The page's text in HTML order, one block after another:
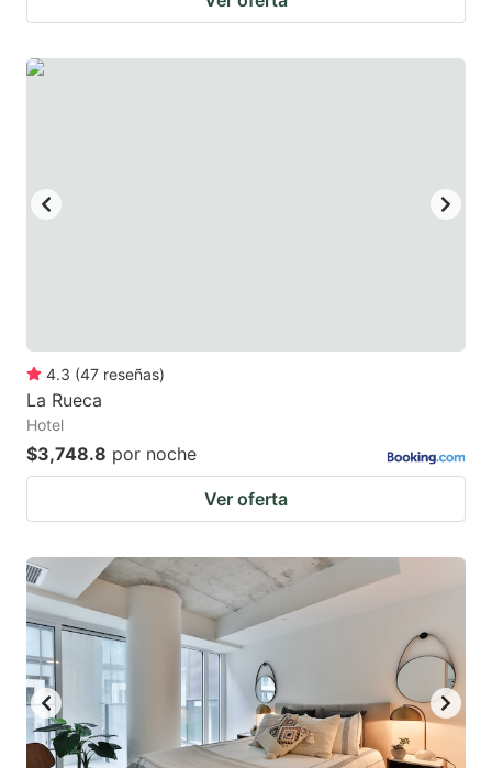
4.3 (47 reseñas)
La Rueca
Hotel
$3,748.8 por noche
Ver oferta